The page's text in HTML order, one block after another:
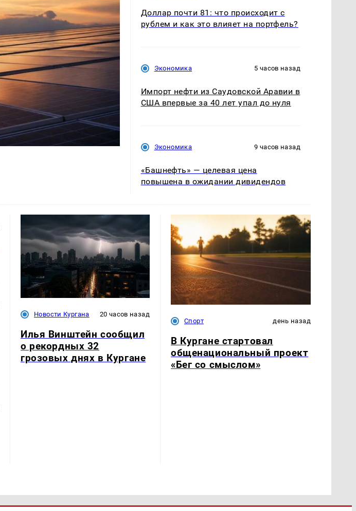
Доллар почти 81: что происходит с
рублем и как это влияет на портфель?
Экономика 5 часов назад
Импорт нефти из Саудовской Аравии в
США впервые за 40 лет упал до нуля
Экономика 9 часов назад
«Башнефть» — целевая цена
повышена в ожидании дивидендов
Новости Кургана 20 часов назад
Илья Винштейн сообщил
о рекордных 32
грозовых днях в Кургане
Спорт день назад
В Кургане стартовал
общенациональный проект
«Бег со смыслом»